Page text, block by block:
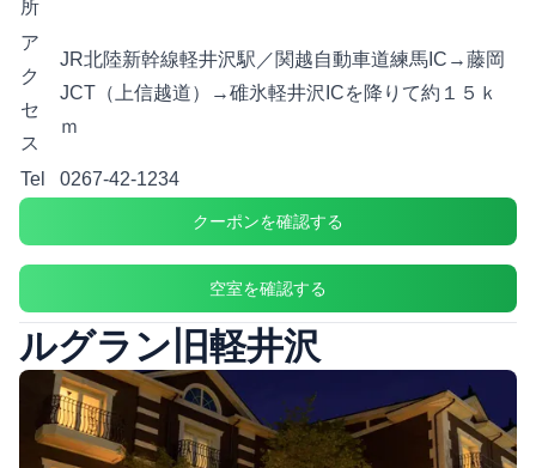
所
ア
ク
セ
ス
JR北陸新幹線軽井沢駅／関越自動車道練馬IC→藤岡
JCT（上信越道）→碓氷軽井沢ICを降りて約１５ｋ
ｍ
Tel 0267-42-1234
クーポンを確認する
空室を確認する
ルグラン旧軽井沢